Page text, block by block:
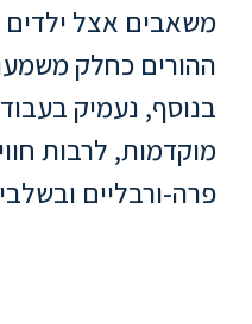
סטודנטים
בוגרים
משאבים אצל ילדים
ההורים כחלק
בנוסף, נעמיק
מוקדמות, לרבות
פרה-ורבליים